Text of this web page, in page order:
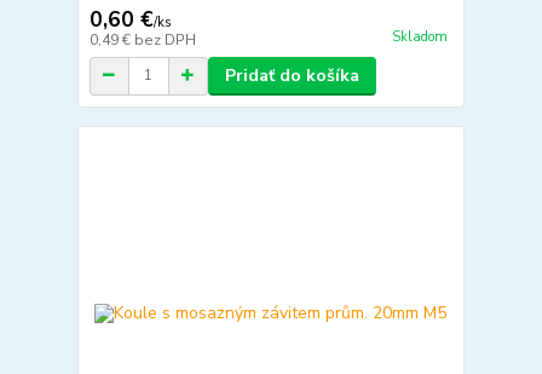
0,60 €/ks
0,49 € bez DPH Skladom
Pridať do košíka